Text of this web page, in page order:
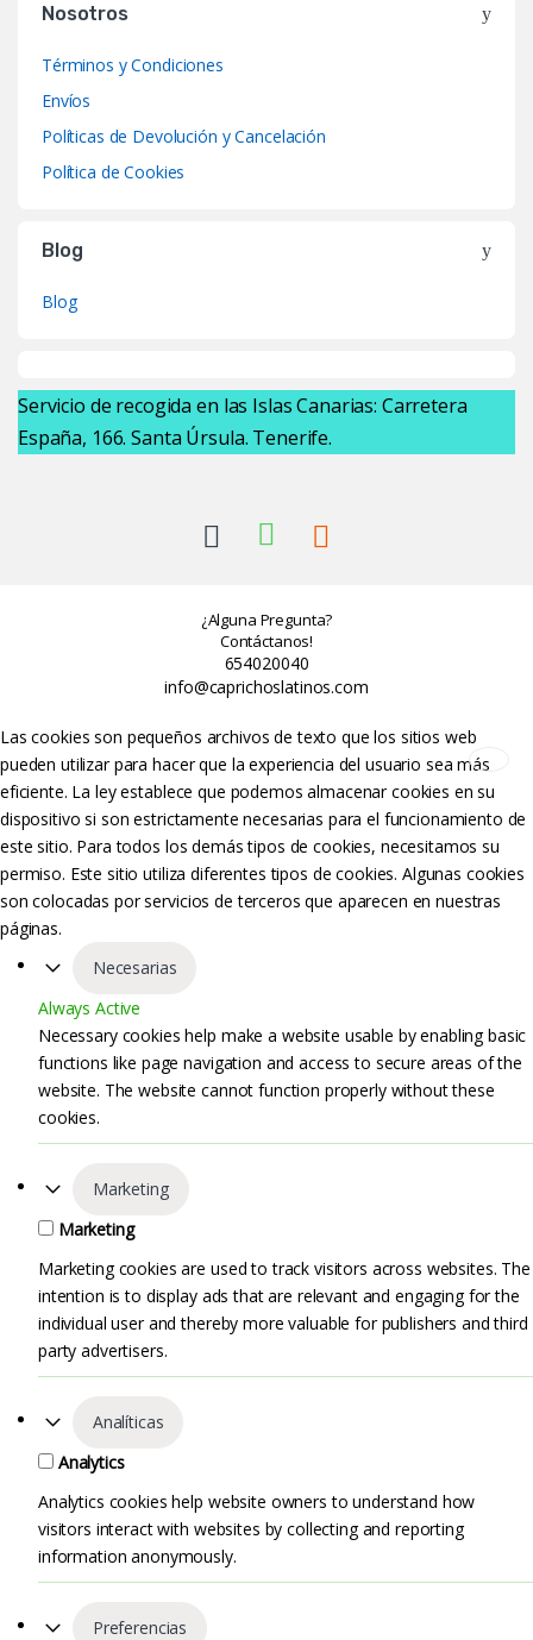
Nosotros
Términos y Condiciones
Envíos
Políticas de Devolución y Cancelación
Política de Cookies
Blog
Blog
Servicio de recogida en las Islas Canarias: Carretera
España, 166. Santa Úrsula. Tenerife.
¿Alguna Pregunta?
Contáctanos!
654020040
info@caprichoslatinos.com
Las cookies son pequeños archivos de texto que los sitios web
pueden utilizar para hacer que la experiencia del usuario sea más
eficiente. La ley establece que podemos almacenar cookies en su
dispositivo si son estrictamente necesarias para el funcionamiento de
este sitio. Para todos los demás tipos de cookies, necesitamos su
permiso. Este sitio utiliza diferentes tipos de cookies. Algunas cookies
son colocadas por servicios de terceros que aparecen en nuestras
páginas.
Necesarias
Always Active
Necessary cookies help make a website usable by enabling basic
functions like page navigation and access to secure areas of the
website. The website cannot function properly without these
cookies.
Marketing
Marketing
Marketing cookies are used to track visitors across websites. The
intention is to display ads that are relevant and engaging for the
individual user and thereby more valuable for publishers and third
party advertisers.
Analíticas
Analytics
Analytics cookies help website owners to understand how
visitors interact with websites by collecting and reporting
information anonymously.
Preferencias